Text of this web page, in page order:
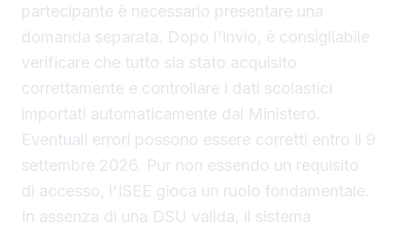
partecipante è necessario presentare una
domanda separata. Dopo l'invio, è consigliabile
verificare che tutto sia stato acquisito
correttamente e controllare i dati scolastici
importati automaticamente dal Ministero.
Eventuali errori possono essere corretti entro il 9
settembre 2026. Pur non essendo un requisito
di accesso, l'ISEE gioca un ruolo fondamentale.
In assenza di una DSU valida, il sistema